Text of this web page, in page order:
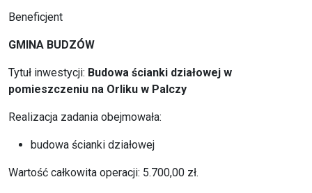
Beneficjent
GMINA BUDZÓW
Tytuł inwestycji: Budowa ścianki działowej w
pomieszczeniu na Orliku w Palczy
Realizacja zadania obejmowała:
budowa ścianki działowej
Wartość całkowita operacji: 5.700,00 zł.